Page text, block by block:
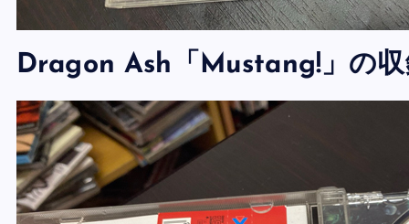
Dragon Ash「Mustang!」の収